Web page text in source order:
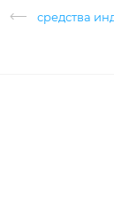
средства